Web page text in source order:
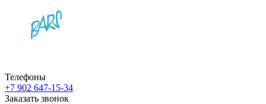
Телефоны
+7 902 647-15-34
Заказать звонок